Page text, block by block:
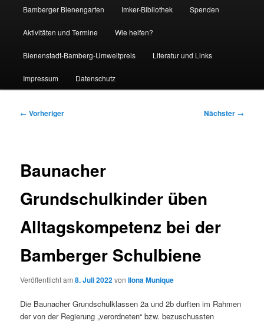
Bamberger Bienengarten Imker-Bibliothek Spenden
Aktivitäten und Termine Wie helfen?
Bienenstadt-Bamberg-Umweltpreis Literatur und Links
Impressum Datenschutz
Beitragsnavigation
← Vorheriger Nächster →
Baunacher
Grundschulkinder üben
Alltagskompetenz bei der
Bamberger Schulbiene
Veröffentlicht am8. Juli 2022vonIlona Munique
Die Baunacher Grundschulklassen 2a und 2b durften im Rahmen
der von der Regierung „verordneten“ bzw. bezuschussten